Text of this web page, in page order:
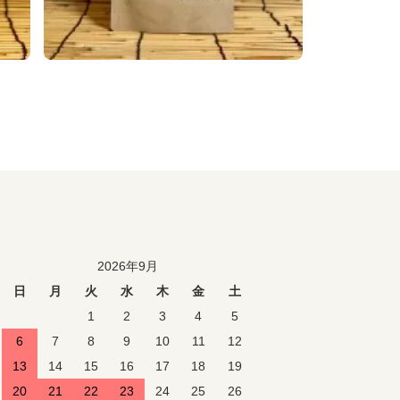
2026年9月
日
月 火 水 木 金
土
1
2 3 4
5
6
7 8 9 10 11
12
13
14 15 16 17 18
19
20
21 22 23 24 25 26